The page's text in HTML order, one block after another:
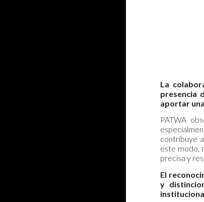
La
presencia
aportar
PATWA
contribuye
este modo,
precisa y
El
y